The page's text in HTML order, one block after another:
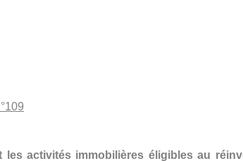
les activités immobilières éligibles au